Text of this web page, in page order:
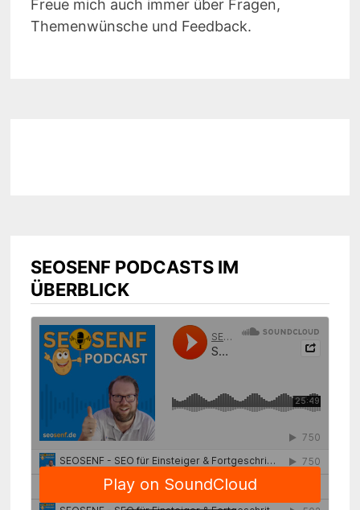
Freue mich auch immer über Fragen,
Themenwünsche und Feedback.
SEOSENF PODCASTS IM
ÜBERBLICK